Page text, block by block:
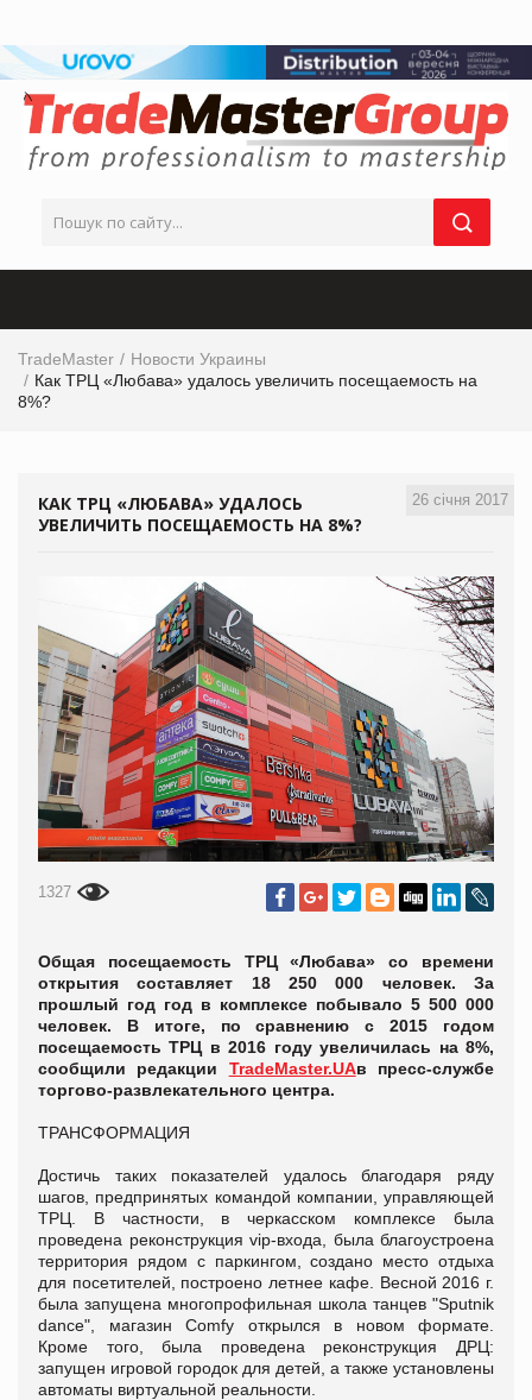
TradeMaster
Новости Украины
Как ТРЦ «Любава» удалось увеличить посещаемость на
8%?
26 січня 2017
КАК ТРЦ «ЛЮБАВА» УДАЛОСЬ
УВЕЛИЧИТЬ ПОСЕЩАЕМОСТЬ НА 8%?
1327
Общая посещаемость ТРЦ «Любава» со времени
открытия составляет 18 250 000 человек. За
прошлый год год в комплексе побывало 5 500 000
человек. В итоге, по сравнению с 2015 годом
посещаемость ТРЦ в 2016 году увеличилась на 8%,
сообщили редакции TradeMaster.UAв пресс-службе
торгово-развлекательного центра.
ТРАНСФОРМАЦИЯ
Достичь таких показателей удалось благодаря ряду
шагов, предпринятых командой компании, управляющей
ТРЦ. В частности, в черкасском комплексе была
проведена реконструкция vip-входа, была благоустроена
территория рядом с паркингом, создано место отдыха
для посетителей, построено летнее кафе. Весной 2016 г.
была запущена многопрофильная школа танцев "Sputnik
dance", магазин Comfy открылся в новом формате.
Кроме того, была проведена реконструкция ДРЦ:
запущен игровой городок для детей, а также установлены
автоматы виртуальной реальности.